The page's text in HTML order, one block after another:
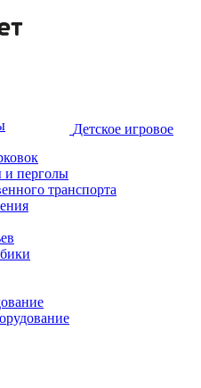
и перголы
транспорта
Детское игровое